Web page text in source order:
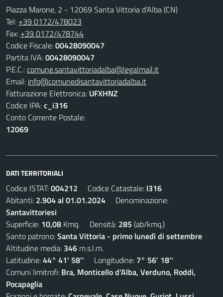
Piazza Marone, 2 - 12069 Santa Vittoria d’Alba (CN)
Tel: +39 0172/478023
Fax: +39 0172/478744
Codice Fiscale:00428090047
Partita IVA:00428090047
P.E.C.:comune.santavittoriadalba@legalmail.it
Email: info@comunedisantavittoriadalba.it
Fatturazione Elettronica: UFXHNZ
Codice IPA:c_i316
Conto Corrente Postale:
12069
DATI TERRITORIALI
Codice ISTAT:004212 Codice Catastale: I316
Abitanti: 2.904 al 01.01.2024 Denominazione:
Santavittoriesi
Superficie: 10,08 Kmq. Densità: 285 (ab/kmq.)
Santo patrono:Santa Vittoria - primo lunedì di settembre
Altitudine media: 346 m.s.l.m.
Latitudine:44° 41' 58'' Longitudine: 7° 56' 18''
Comuni limitrofi: Bra, Monticello d'Alba, Verduno, Roddi,
Pocapaglia